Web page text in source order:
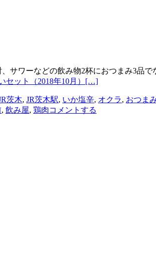
サワーなどの飲み物2杯におつまみ3品
セット（2018年10月） […]
茨木, JR茨木駅, いか塩辛, オクラ, おつま
, 飲み屋, 鶏肉コメントする